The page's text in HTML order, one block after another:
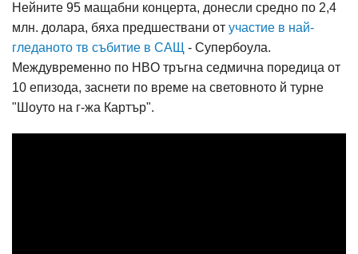
Нейните 95 мащабни концерта, донесли средно по 2,4
млн. долара, бяха предшествани от участие в най-
гледаното тв събитие в САЩ
- Супербоула.
Междувременно по HBO тръгна седмична поредица от
10 епизода, заснети по време на световното й турне
"Шоуто на г-жа Картър".